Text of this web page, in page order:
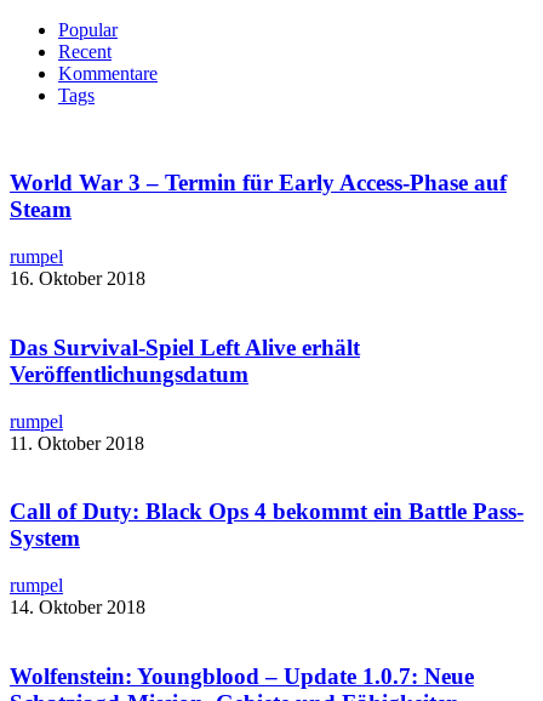
Popular
Recent
Kommentare
Tags
World War 3 – Termin für Early Access-Phase auf
Steam
rumpel
16. Oktober 2018
Das Survival-Spiel Left Alive erhält
Veröffentlichungsdatum
rumpel
11. Oktober 2018
Call of Duty: Black Ops 4 bekommt ein Battle Pass-
System
rumpel
14. Oktober 2018
Wolfenstein: Youngblood – Update 1.0.7: Neue